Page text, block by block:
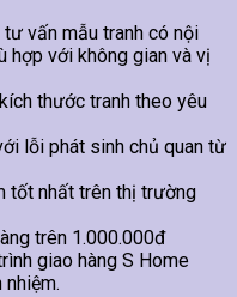
vấn mẫu tranh có nội
hợp với không gian và vị
thước tranh theo yêu
lỗi phát sinh chủ quan từ
tốt nhất trên thị trường
trên 1.000.000đ
giao hàng S Home
nhiệm.